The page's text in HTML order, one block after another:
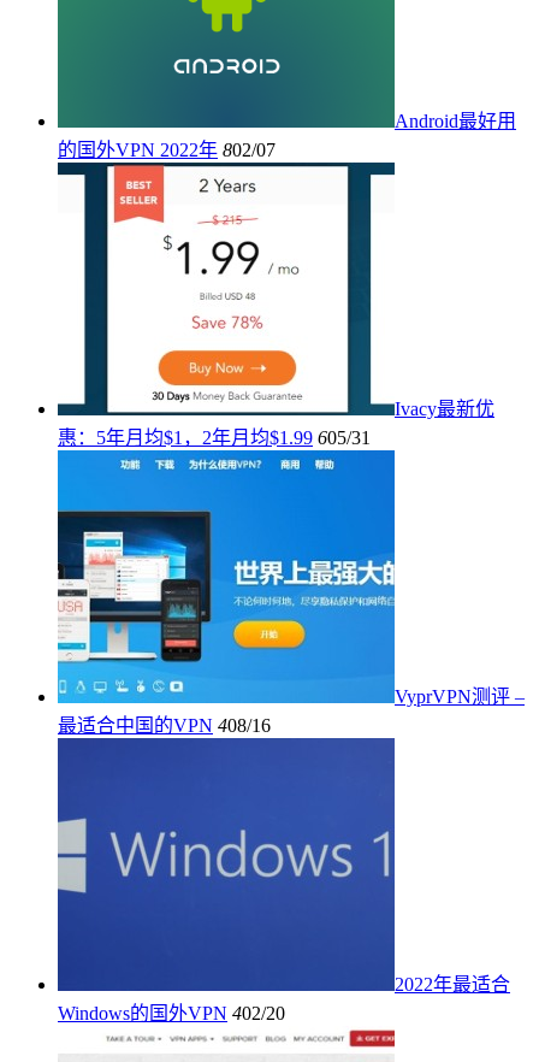
Android最好用
的国外VPN 2022年 802/07
Ivacy最新优
惠：5年月均$1，2年月均$1.99 605/31
VyprVPN测评 –
最适合中国的VPN 408/16
2022年最适合
Windows的国外VPN 402/20